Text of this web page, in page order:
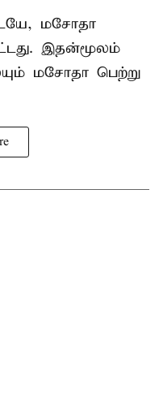
மசோதா
இதன்மூலம்
மசோதா பெற்று